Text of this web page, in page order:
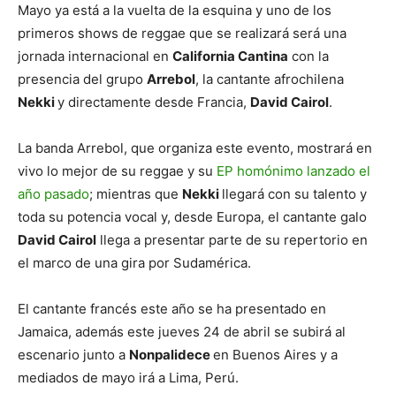
Mayo ya está a la vuelta de la esquina y uno de los
primeros shows de reggae que se realizará será una
jornada internacional en California Cantina con la
presencia del grupo Arrebol, la cantante afrochilena
Nekkiy directamente desde Francia, David Cairol.
La banda Arrebol, que organiza este evento, mostrará en
vivo lo mejor de su reggae y su EP homónimo lanzado el
año pasado; mientras que Nekki llegará con su talento y
toda su potencia vocal y, desde Europa, el cantante galo
David Cairol llega a presentar parte de su repertorio en
el marco de una gira por Sudamérica.
El cantante francés este año se ha presentado en
Jamaica, además este jueves 24 de abril se subirá al
escenario junto a Nonpalideceen Buenos Aires y a
mediados de mayo irá a Lima, Perú.